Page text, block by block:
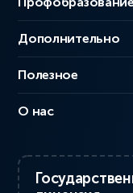
Дополнительно
Полезное
О нас